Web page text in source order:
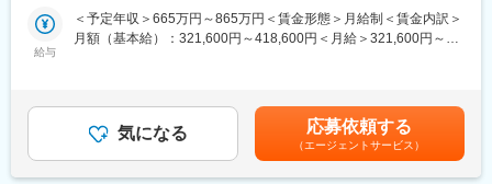
・無菌製剤試験の管理
・安定性モニタリングの管理
・新製品の試験技術移管を受ける際の計画や教育などの調整
・工場間移管における試験技術移管の受けおよび出す際の情報の
給与
＜予定年収＞665万円～865万円＜賃金形態＞月給制＜賃金内訳＞
月額（基本給）：321,600円～418,600円＜月給＞321,600円～
金はあくまでも目安の金額であり、選考を通じて上下する可能性
があります。月給(月額)は固定手当を含めた表記です。
気になる 応募依頼する
（エージェントサービス）